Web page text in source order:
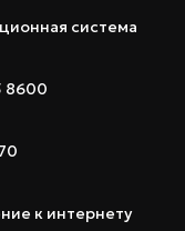
система
8600
к интернету